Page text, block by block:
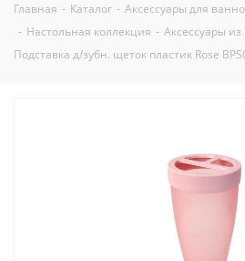
Главная - Каталог - Аксессуары для
- Настольная коллекция - Аксессуары из
Подставка д/зубн. щеток пластик Rose